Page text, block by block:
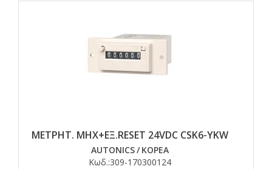
ΜΕΤΡΗΤ. MHX+EΞ.RESET 24VDC CSK6-YKW
AUTONICS/ ΚΟΡΕΑ
Κωδ.:309-170300124